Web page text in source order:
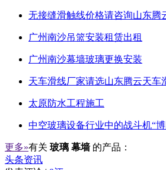
无接缝滑触线价格请咨询山东腾
广州南沙吊篮安装租赁出租
广州南沙幕墙玻璃更换安装
天车滑线厂家请选山东腾云天
太原防水工程施工
中空玻璃设备行业中的战斗机“博
更多»有关 玻璃 幕墙 的产品：
头条资讯